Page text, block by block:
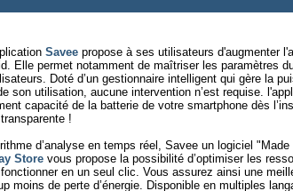
Savee propose à ses utilisateurs d'augmenter
Elle permet notamment de maîtriser les paramètres
Doté d’un gestionnaire intelligent qui gère la
son utilisation, aucune intervention n’est requise.
capacité de la batterie de votre smartphone dès
!
d’analyse en temps réel, Savee un logiciel
Store vous propose la possibilité d’optimiser les
en un seul clic. Vous assurez ainsi une
moins de perte d’énergie. Disponible en multiples